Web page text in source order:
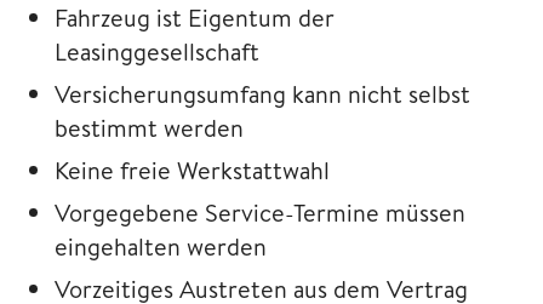
Fahrzeug ist Eigentum der
Leasinggesellschaft
Versicherungsumfang kann nicht selbst
bestimmt werden
Keine freie Werkstattwahl
Vorgegebene Service-Termine müssen
eingehalten werden
Vorzeitiges Austreten aus dem Vertrag